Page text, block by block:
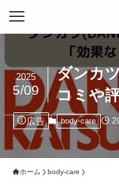
ダンカ
コミや
2025
5/09
広告 body-care
ホーム body-care